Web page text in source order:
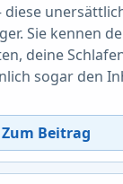
diese
Sie kennen
deine
sogar den
Zum Beitrag